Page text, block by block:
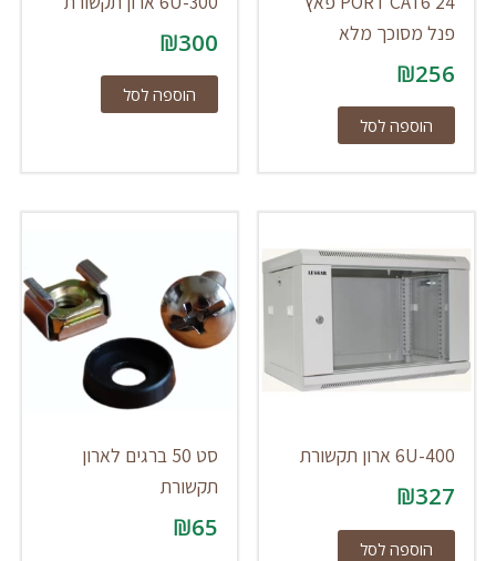
פנל מסוכך מלא
₪256
הוספה לסל
₪300
הוספה לסל
6U-400 ארון תקשורת
₪327
הוספה לסל
סט 50 ברגים לארון
תקשורת
₪65